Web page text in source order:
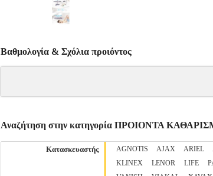
Βαθμολογία & Σχόλια προιόντος
Αναζήτηση στην κατηγορία ΠΡΟΙΟΝΤΑ
Κατασκευαστής AGNOTIS AJAX ARIEL
KLINEX
LENOR LIFE